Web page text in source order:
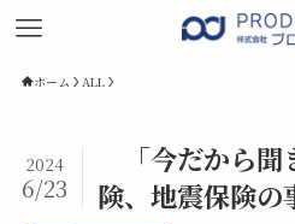
ホーム ALL
「今だから
険、地震保険の
2024
6/23